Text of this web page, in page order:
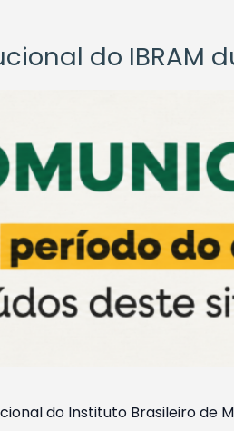
do IBRAM
do Instituto Brasileiro de